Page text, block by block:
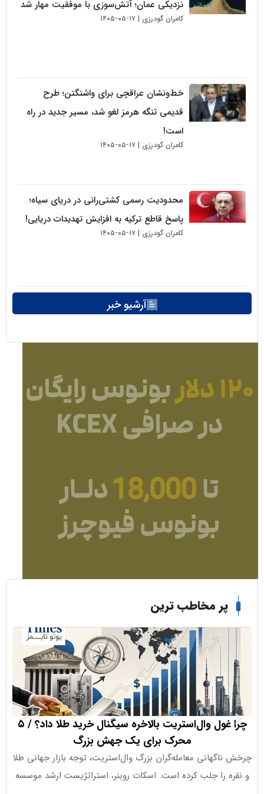
نزدیکی عمان؛ آتش‌سوزی با موفقیت مهار شد
کامران گودرزی ۱۷-۰۵-۱۴۰۵
خط‌ونشان عراقچی برای واشنگتن؛ طرح
قدیمی تنگه هرمز لغو شد، مسیر جدید در راه
کامران گودرزی ۱۷-۰۵-۱۴۰۵
محدودیت رسمی کشتی‌رانی در دریای سیاه؛
پاسخ قاطع ترکیه به افزایش تهدیدات دریایی!
کامران گودرزی ۱۷-۰۵-۱۴۰۵
آرشیو خبر
پر مخاطب ترین
چرا غول وال‌استریت بالاخره سیگنال خرید طلا داد؟ / ۵
محرک برای یک جهش بزرگ
معامله‌گران بزرگ وال‌استریت، توجه بازار جهانی طلا
را جلب کرده است. اسکات روبنر، استراتژیست ارشد موسسه
ورود ۱.۱ میلیارد دلار به ETFهای کریپتو در هفته اخیر
جذب